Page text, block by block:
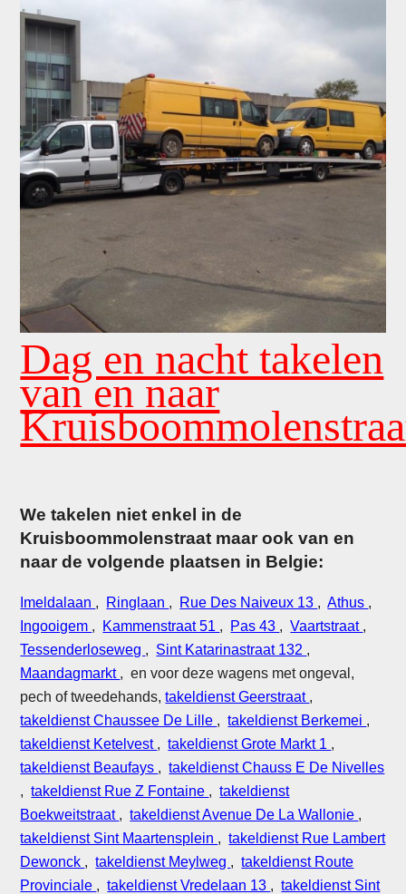
Dag en nacht takelen
van en naar
We takelen niet enkel in de
Kruisboommolenstraat maar ook van en
naar de volgende plaatsen in Belgie:
Imeldalaan , Ringlaan , Rue Des Naiveux 13 ,Athus ,
Ingooigem , Kammenstraat 51 , Pas 43 ,Vaartstraat ,
Tessenderloseweg , Sint Katarinastraat 132 ,
Maandagmarkt , en voor deze wagens met ongeval,
pech of tweedehands,takeldienst Geerstraat ,
takeldienst Chaussee De Lille ,takeldienst Berkemei ,
takeldienst Ketelvest ,takeldienst Grote Markt 1 ,
takeldienst Beaufays ,takeldienst Chauss E De Nivelles
,takeldienst Rue Z Fontaine ,takeldienst
Boekweitstraat ,takeldienst Avenue De La Wallonie ,
takeldienst Sint Maartensplein ,takeldienst Rue Lambert
Dewonck ,takeldienst Meylweg ,takeldienst Route
Provinciale ,takeldienst Vredelaan 13 ,takeldienst Sint